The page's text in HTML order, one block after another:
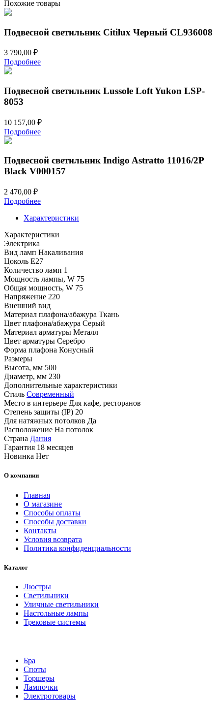
CL936003
Похожие товары
Подвесной светильник Citilux Черный CL936008
3 790,00 ₽
Подробнее
Подвесной светильник Lussole Loft Yukon LSP-
8053
10 157,00 ₽
Подробнее
Подвесной светильник Indigo Astratto 11016/2P
Black V000157
2 470,00 ₽
Подробнее
Характеристики
Характеристики
Электрика
Вид ламп Накаливания
Цоколь E27
Количество ламп 1
Мощность лампы, W 75
Общая мощность, W 75
Напряжение 220
Внешний вид
Материал плафона/абажура Ткань
Цвет плафона/абажура Серый
Материал арматуры Металл
Цвет арматуры Серебро
Форма плафона Конусный
Размеры
Высота, мм 500
Диаметр, мм 230
Дополнительные характеристики
Стиль Современный
Место в интерьере Для кафе, ресторанов
Степень защиты (IP) 20
Для натяжных потолков Да
Расположение На потолок
Страна Дания
Гарантия 18 месяцев
Новинка Нет
О компании
Главная
О магазине
Способы оплаты
Способы доставки
Контакты
Условия возврата
Политика конфиденциальности
Каталог
Люстры
Светильники
Уличные светильники
Настольные лампы
Трековые системы
Бра
Споты
Торшеры
Лампочки
Электротовары